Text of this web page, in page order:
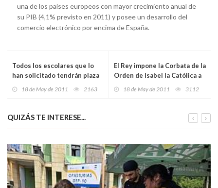
una de los países europeos con mayor crecimiento anual de
su PIB (4,1% previsto en 2011) y posee un desarrollo del
comercio electrónico por encima de España.
Todos los escolares que lo
han solicitado tendrán plaza
18 de May de 2011 2163
El Rey impone la Corbata de la
Orden de Isabel la Católica a
18 de May de 2011 3112
QUIZÁS TE INTERESE...